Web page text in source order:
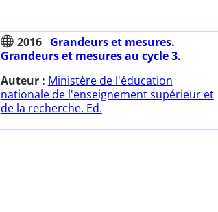
2016
Grandeurs et mesures.
Grandeurs et mesures au cycle 3.
Auteur : Ministère de l'éducation
nationale de l'enseignement supérieur et
de la recherche. Ed.